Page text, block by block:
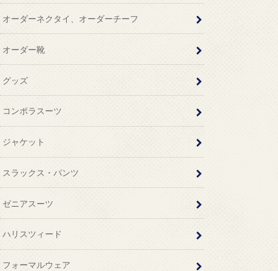
オーダーネクタイ、オーダーチーフ
オーダー靴
グッズ
コンポラスーツ
ジャケット
スラックス・パンツ
ゼニアスーツ
ハリスツィード
フォーマルウェア